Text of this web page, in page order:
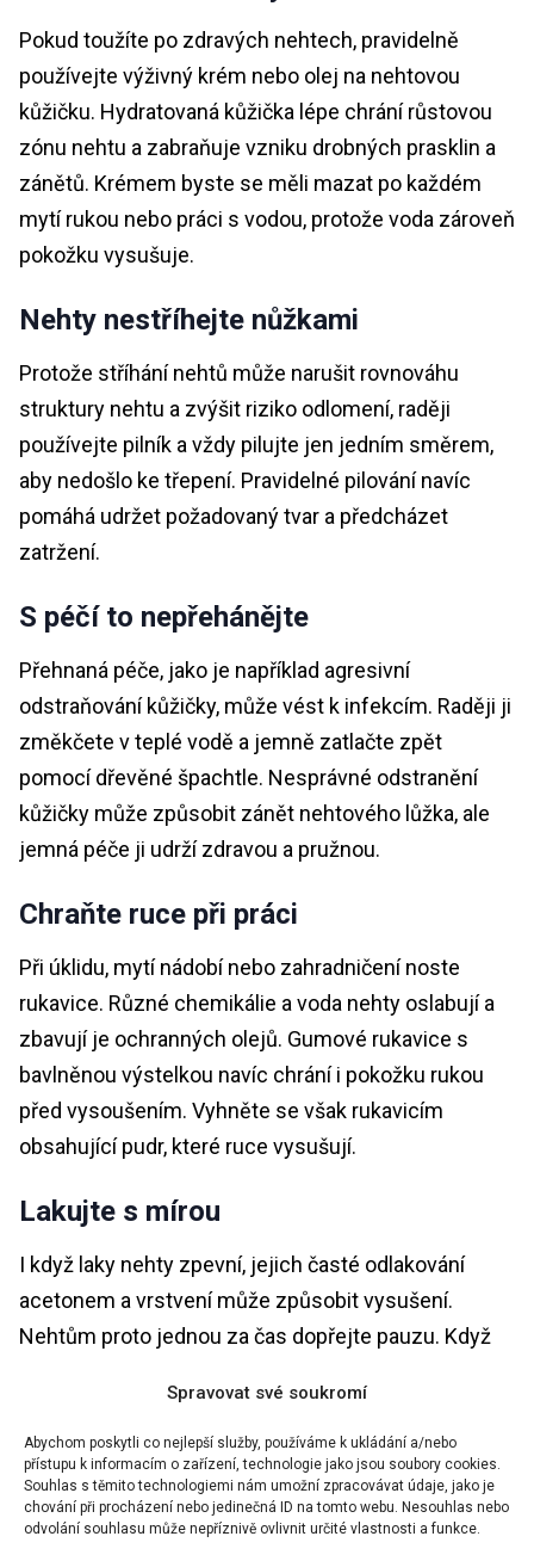
Spravovat své soukromí
Abychom poskytli co nejlepší služby, používáme k ukládání a/nebo
přístupu k informacím o zařízení, technologie jako jsou soubory cookies.
Souhlas s těmito technologiemi nám umožní zpracovávat údaje, jako je
chování při procházení nebo jedinečná ID na tomto webu. Nesouhlas nebo
odvolání souhlasu může nepříznivě ovlivnit určité vlastnosti a funkce.
Pokud toužíte po zdravých nehtech, pravidelně
používejte výživný krém nebo olej na nehtovou
kůžičku. Hydratovaná kůžička lépe chrání růstovou
zónu nehtu a zabraňuje vzniku drobných prasklin a
zánětů. Krémem byste se měli mazat po každém
mytí rukou nebo práci s vodou, protože voda zároveň
pokožku vysušuje.
Nehty nestříhejte nůžkami
Protože stříhání nehtů může narušit rovnováhu
struktury nehtu a zvýšit riziko odlomení, raději
používejte pilník a vždy pilujte jen jedním směrem,
aby nedošlo ke třepení. Pravidelné pilování navíc
pomáhá udržet požadovaný tvar a předcházet
zatržení.
S péčí to nepřehánějte
Přehnaná péče, jako je například agresivní
odstraňování kůžičky, může vést k infekcím. Raději ji
změkčete v teplé vodě a jemně zatlačte zpět
pomocí dřevěné špachtle. Nesprávné odstranění
kůžičky může způsobit zánět nehtového lůžka, ale
jemná péče ji udrží zdravou a pružnou.
Chraňte ruce při práci
Při úklidu, mytí nádobí nebo zahradničení noste
rukavice. Různé chemikálie a voda nehty oslabují a
zbavují je ochranných olejů. Gumové rukavice s
bavlněnou výstelkou navíc chrání i pokožku rukou
před vysoušením. Vyhněte se však rukavicím
obsahující pudr, které ruce vysušují.
Lakujte s mírou
I když laky nehty zpevní, jejich časté odlakování
acetonem a vrstvení může způsobit vysušení.
Nehtům proto jednou za čas dopřejte pauzu. Když
vyživujícím složením, který nehet před vysoušením
chrání. Až se pustíte do odlakování, používejte
produkt bez acetonu, protože takový odlakovač je k
nehtům šetrnější.